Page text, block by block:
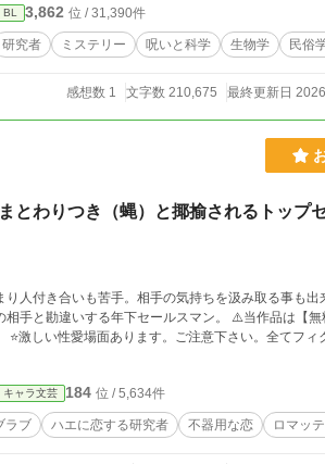
BL 3,862 位 / 31,390件
研究者 ミステリー 呪いと科学 生物学 民俗
感想数 1 文字数 210,675 最終更新日
とわりつき（蝿）と揶揄されるトップ
人付き合いも苦手。相手の気持ちを汲み取る事も出
手と勘違いする年下セールスマン。 ⚠️当作品は【無
激しい性愛場面あります。ご注意下さい。全てフィ
キャラ文芸 184 位 / 5,634件
ラブ ハエに恋する研究者 不器用な恋 ロマッ